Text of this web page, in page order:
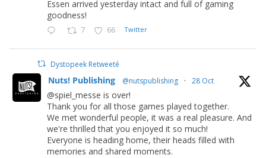
Essen arrived yesterday intact and full of gaming
goodness!
7 66 Twitter
Dystopeek Retweeté
Nuts! Publishing @nutspublishing · 28 Oct
@spiel_messe is over!
Thank you for all those games played together.
We met wonderful people, it was a real pleasure. And
we're thrilled that you enjoyed it so much!
Everyone is heading home, their heads filled with
memories and shared moments.